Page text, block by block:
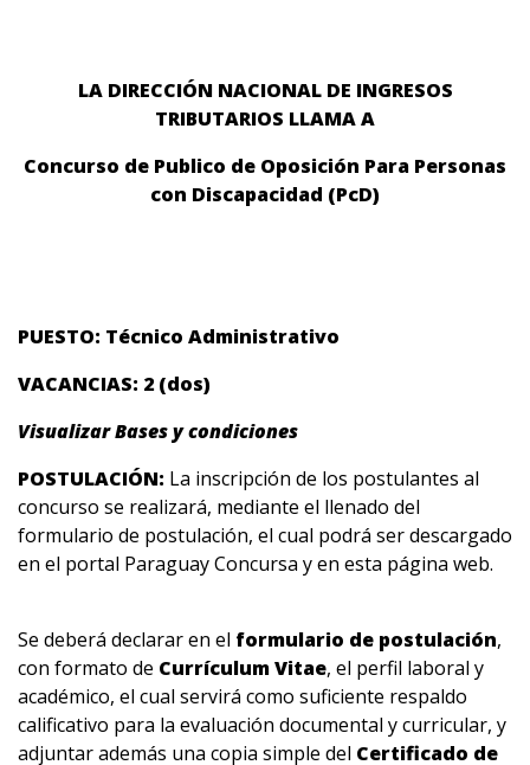
LA DIRECCIÓN NACIONAL DE INGRESOS
TRIBUTARIOS LLAMA A
Concurso de Publico de Oposición Para Personas
con Discapacidad (PcD)
PUESTO: Técnico Administrativo
VACANCIAS: 2 (dos)
Visualizar Bases y condiciones
POSTULACIÓN: La inscripción de los postulantes al
concurso se realizará, mediante el llenado del
formulario de postulación, el cual podrá ser descargado
en el portal Paraguay Concursa y en esta página web.
Se deberá declarar en el formulario de postulación,
con formato de Currículum Vitae, el perfil laboral y
académico, el cual servirá como suficiente respaldo
calificativo para la evaluación documental y curricular, y
adjuntar además una copia simple del Certificado de